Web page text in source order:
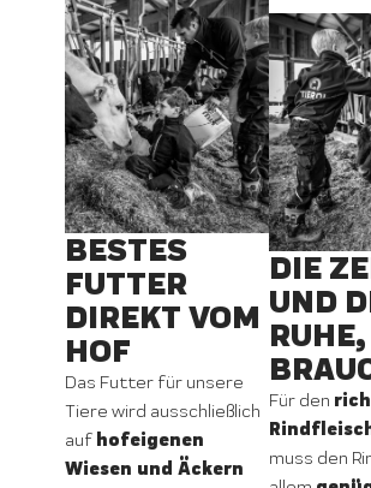
BESTES
FUTTER
DIREKT VOM
HOF
Das Futter für unsere
Tiere wird ausschließlich
auf hofeigenen
Wiesen und Äckern
DIE
UND
Für den
muss den